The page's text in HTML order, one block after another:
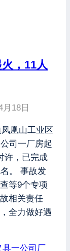
，11人
月18日
凰山工业区
司一厂房起
许，已完成
。 事故发
等9个专项
相关责任
全力做好遇
县一公司厂